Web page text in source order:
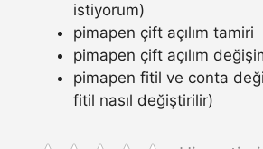
istiyorum)
pimapen çift açılım tamiri
pimapen çift açılım
pimapen fitil ve conta
fitil nasıl değiştirilir)